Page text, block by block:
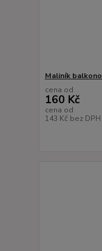
Maliník
cena od
160 Kč
cena od
143 Kč bez DPH